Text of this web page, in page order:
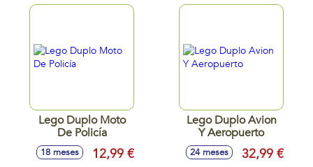
Lego Duplo Moto
De Policía
18 meses 12,99 €
Lego Duplo Avion
Y Aeropuerto
24 meses 32,99 €